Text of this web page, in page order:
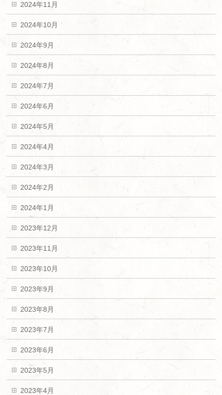
2024年11月
2024年10月
2024年9月
2024年8月
2024年7月
2024年6月
2024年5月
2024年4月
2024年3月
2024年2月
2024年1月
2023年12月
2023年11月
2023年10月
2023年9月
2023年8月
2023年7月
2023年6月
2023年5月
2023年4月